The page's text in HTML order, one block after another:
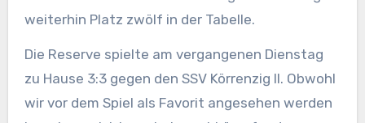
weiterhin Platz zwölf in der Tabelle.
Die Reserve spielte am vergangenen Dienstag
zu Hause 3:3 gegen den SSV Körrenzig II. Obwohl
wir vor dem Spiel als Favorit angesehen werden